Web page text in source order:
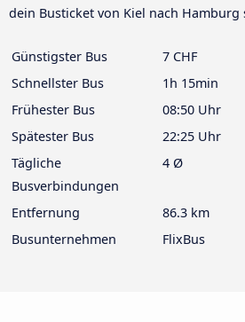
dein Busticket von Kiel nach Hamburg
Günstigster Bus
7 CHF
Schnellster Bus
1h 15min
Frühester Bus
08:50 Uhr
Spätester Bus
22:25 Uhr
Tägliche
Busverbindungen
4 Ø
Entfernung
86.3 km
Busunternehmen
FlixBus